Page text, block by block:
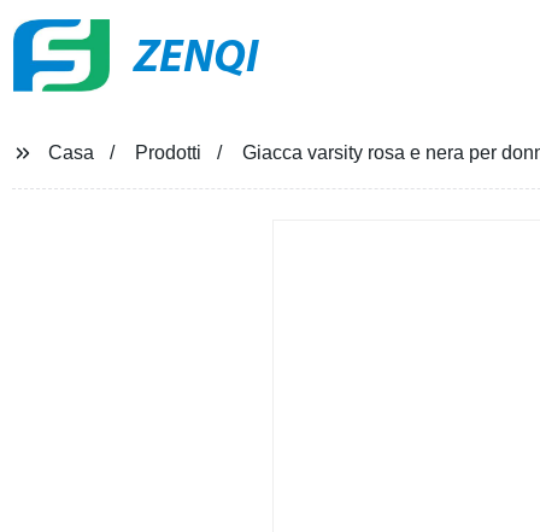
ZENQI
Casa Prodotti Giacca varsity rosa e nera per